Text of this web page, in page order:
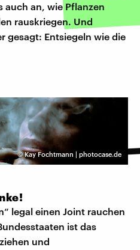
auch an, wie Pflanzen
rauskriegen. Und
gesagt: Entsiegeln wie die
©Kay Fochtmann | photocase.de
legal einen Joint rauchen
ist das
und